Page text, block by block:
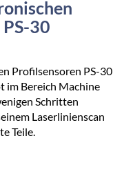
30
Profilsensoren PS-30
im Bereich Machine
Schritten
Laserlinienscan
Teile.